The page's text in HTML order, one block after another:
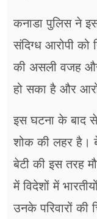
कनाडा पुलिस ने
संदिग्ध आरोपी को
की असली वजह और
हो सका है और
इस घटना के बाद
शोक की लहर है।
बेटी की इस तरह
में विदेशों में
उनके परिवारों की